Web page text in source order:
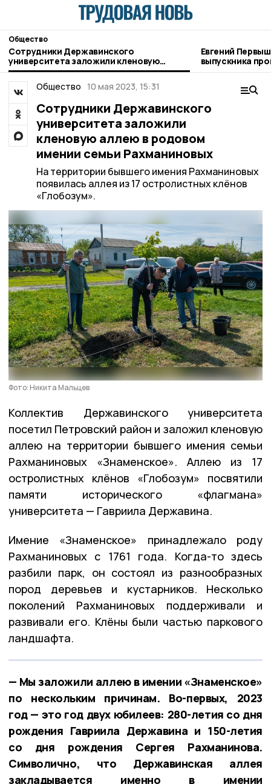
Общество
Сотрудники Державинского
университета заложили кленовую
аллею в родовом имении семьи
Рахманиновых
Евгений
выпускника
Тамбовщины»
Общество 10 мая 2023, 15:31
Сотрудники Державинского
университета заложили
кленовую аллею в родовом
имении семьи Рахманиновых
На территории бывшего имения Рахманиновых
появилась аллея из 17 остролистных клёнов
«Глобозум».
Фото: Никита Мальцев
Коллектив Державинского университета
посетил Петровский район и заложил кленовую
аллею на территории бывшего имения семьи
Рахманиновых «Знаменское». Аллею из 17
остролистных клёнов «Глобозум» посвятили
памяти исторического «флагмана»
университета — Гавриила Державина.
Имение «Знаменское» принадлежало роду
Рахманиновых с 1761 года. Когда-то здесь
разбили парк, он состоял из разнообразных
пород деревьев и кустарников. Несколько
поколений Рахманиновых поддерживали и
развивали его. Клёны были частью паркового
ландшафта.
— Мы заложили аллею в имении «Знаменское»
по нескольким причинам. Во-первых, 2023
год — это год двух юбилеев: 280-летия со дня
рождения Гавриила Державина и 150-летия
со дня рождения Сергея Рахманинова.
Символично, что Державинская аллея
закладывается именно в имении